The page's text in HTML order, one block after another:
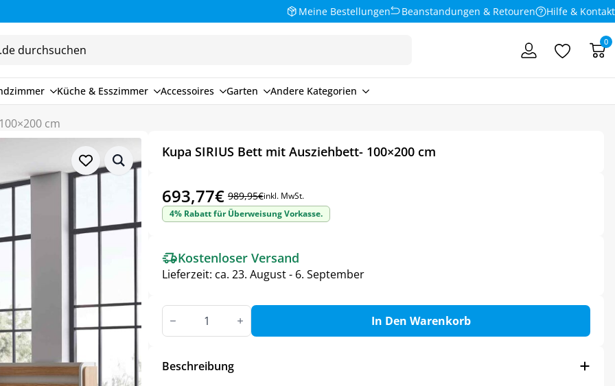
Meine Bestellungen Beanstandungen & Retouren Hilfe & Kontakt
0
Küche & Esszimmer Accessoires Garten Andere Kategorien
cm
Kupa SIRIUS Bett mit Ausziehbett- 100×200 cm
989,95€
Ursprünglicher
Preis
989,95€
693,77€
Aktueller
Preis
693,77€.
inkl. MwSt.
4% Rabatt für Überweisung Vorkasse.
Kostenloser Versand
Lieferzeit: ca. 23. August - 6. September
Kupa
SIRIUS
Bett
100×200
In Den Warenkorb
Beschreibung